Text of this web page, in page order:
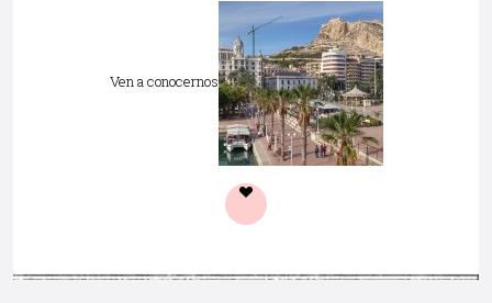
Ven a conocernos